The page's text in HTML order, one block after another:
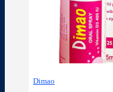
Dimao